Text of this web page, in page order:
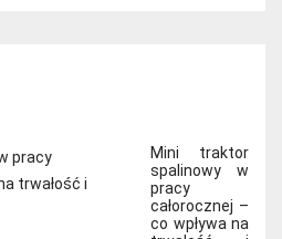
Mini traktor
spalinowy w
pracy
całorocznej –
co wpływa na